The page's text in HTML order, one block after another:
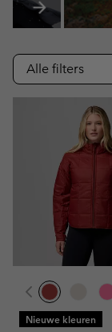
Alle filters
Nieuwe kleuren